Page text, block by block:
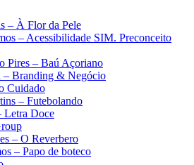
– À Flor da Pele
– Acessibilidade SIM. Preconceito
Pires – Baú Açoriano
– Branding & Negócio
Cuidado
– Futebolando
Letra Doce
– O Reverbero
– Papo de boteco